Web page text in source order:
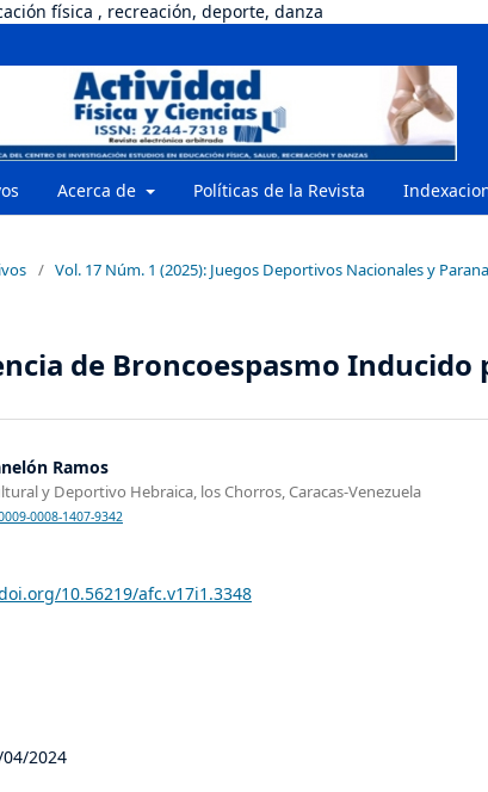
física , recreación, deporte, danza
Acerca de Políticas de la Revista
/ Vol. 17 Núm. 1 (2025): Juegos Deportivos Nacionales y
de Broncoespasmo Inducido
Ramos
y Deportivo Hebraica, los Chorros, Caracas-Venezuela
0008-1407-9342
10.56219/afc.v17i1.3348
2024